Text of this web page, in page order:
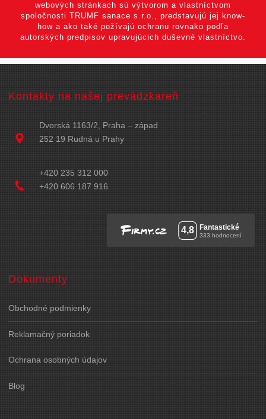
webových stránkach sú výtvorom a vlastníctvom
spoločnosti TRUMF sanace s.r.o., predstavujú jej know-
how a ako také požívajú ochranu rovnako podľa
autorských predpisov upravujúcich duševné vlastníctvo.
Kontakty na našej prevádzkareň
Dvorská 1163/2, Praha – západ
252 19 Rudná u Prahy
+420 235 312 000
+420 606 187 916
Dokumenty
Obchodné podmienky
Reklamačný poriadok
Ochrana osobných údajov
Blog